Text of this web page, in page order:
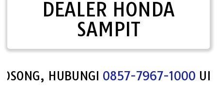
DEALER HONDA
SAMPIT
HUBUNGI0857-7967-1000